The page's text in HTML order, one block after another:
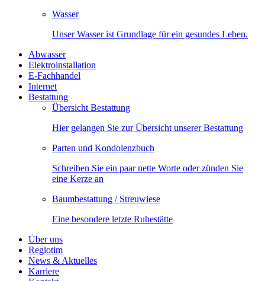
Wasser
Unser Wasser ist Grundlage für ein gesundes Leben.
Abwasser
Elektroinstallation
E-Fachhandel
Internet
Bestattung
Übersicht Bestattung
Hier gelangen Sie zur Übersicht unserer Bestattung
Parten und Kondolenzbuch
Schreiben Sie ein paar nette Worte oder zünden Sie
eine Kerze an
Baumbestattung / Streuwiese
Eine besondere letzte Ruhestätte
Über uns
Regiotim
News & Aktuelles
Karriere